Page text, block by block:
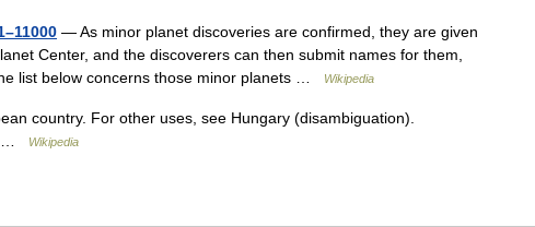
— As minor planet discoveries are confirmed, they are given
Center, and the discoverers can then submit names for them,
list below concerns those minor planets …
Wikipedia
country. For other uses, see Hungary (disambiguation).
…
Wikipedia